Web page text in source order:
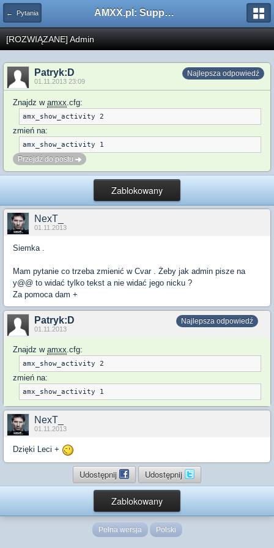
← Pytania AMXX.pl: Support AMX Mod X i SourceMod
[ROZWIĄZANE] Admin
Najlepsza odpowiedź
Patryk:D
01.11.2013 23:09
Znajdz w amxx.cfg:
zmień na:
Przejdź do postu
Zablokowany
NexT_
01.11.2013
Siemka .
Mam pytanie co trzeba zmienić w Cvar . Żeby jak admin pisze na
y@@ to widać tylko tekst a nie widać jego nicku ?
Za pomoca dam +
Najlepsza odpowiedź
Patryk:D
01.11.2013
Znajdz w amxx.cfg:
zmień na:
NexT_
01.11.2013
Dzięki Leci +
Udostępnij Udostępnij
Zablokowany
Pełna wersja Polski